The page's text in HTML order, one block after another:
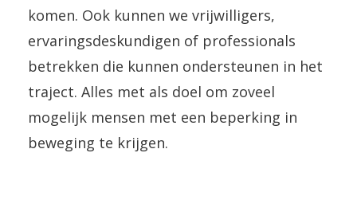
komen. Ook kunnen we vrijwilligers,
ervaringsdeskundigen of professionals
betrekken die kunnen ondersteunen in het
traject. Alles met als doel om zoveel
mogelijk mensen met een beperking in
beweging te krijgen.